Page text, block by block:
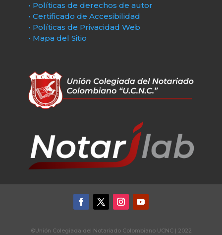
• Políticas de derechos de autor
• Certificado de Accesibilidad
• Políticas de Privacidad Web
• Mapa del Sitio
©Unión Colegiada del Notariado Colombiano UCNC | 2022